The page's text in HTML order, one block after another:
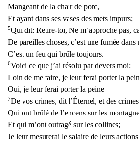
Mangeant de la chairde porc,
Et ayant dans ses vases des mets impurs;
5Qui dit: Retire-toi, Ne m’approche pas,
De pareilles choses, c’est une fumée dans
C’est un feu qui brûle toujours.
6Voici ce que j’ai résolu par devers moi:
Loin de me taire, je leur ferai porter la
Oui, je leur ferai porter la peine
7De vos crimes, dit l’Éternel, et des
Qui ont brûlé de l’encens sur les
Et qui m’ont outragé sur les collines;
Je leur mesurerai le salaire de leurs actions